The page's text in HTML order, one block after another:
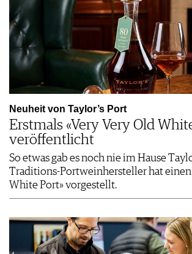
Neuheit von Taylor’s Port
Erstmals «Very Very Old
veröffentlicht
So etwas gab es noch nie im Hause
Traditions-Portweinhersteller hat einen
White Port» vorgestellt.